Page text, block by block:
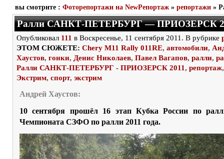
вы смотрите : Фоторепортажи на NewРепортаж » репортажи »
Ралли САНКТ-ПЕТЕРБУРГ — ПРИОЗЕРСК
Опубликовал 111 в Воскресенье, 11 сентября 2011. В рубрике
ЭТОМ СЮЖЕТЕ: Chery M11 Rally 011RE, автомобили,
Хаустов, гонки, Денис Николаев, Павел Вагапов, ралли,
Ралли САНКТ-ПЕТЕРБУРГ - ПРИОЗЕРСК 2011 , репортаж
Экстрим, спорт, экстрим
Андрей Хаустов:
10 сентября прошёл 16 этап Кубка России по
Чемпионата СЗФО по ралли 2011 года.